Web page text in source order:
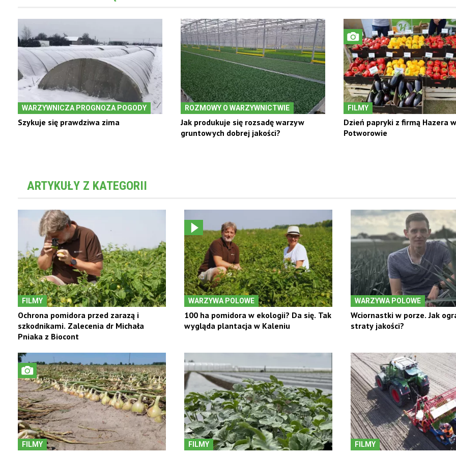
WARZYWNICZA PROGNOZA POGODY
Szykuje się prawdziwa zima
ROZMOWY O WARZYWNICTWIE
Jak produkuje się rozsadę warzyw
gruntowych dobrej jakości?
FILMY
Dzień papryki z firmą Hazera w
Potworowie
ARTYKUŁY Z KATEGORII
FILMY
Ochrona pomidora przed zarazą i
szkodnikami. Zalecenia dr Michała
Pniaka z Biocont
WARZYWA POLOWE
100 ha pomidora w ekologii? Da się. Tak
wygląda plantacja w Kaleniu
WARZYWA POLOWE
Wciornastki w porze. Jak
straty jakości?
FILMY FILMY FILMY